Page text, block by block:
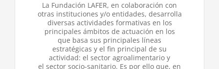
La Fundación LAFER, en colaboración con
otras instituciones y/o entidades, desarrolla
diversas actividades formativas en los
principales ámbitos de actuación en los
que basa sus principales líneas
estratégicas y el fin principal de su
actividad: el sector agroalimentario y
el sector socio-sanitario. Es por ello que, en